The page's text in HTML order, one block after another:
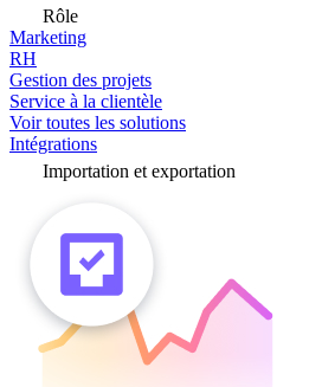
Rôle
Marketing
RH
Gestion des projets
Service à la clientèle
Voir toutes les solutions
Intégrations
Importation et exportation